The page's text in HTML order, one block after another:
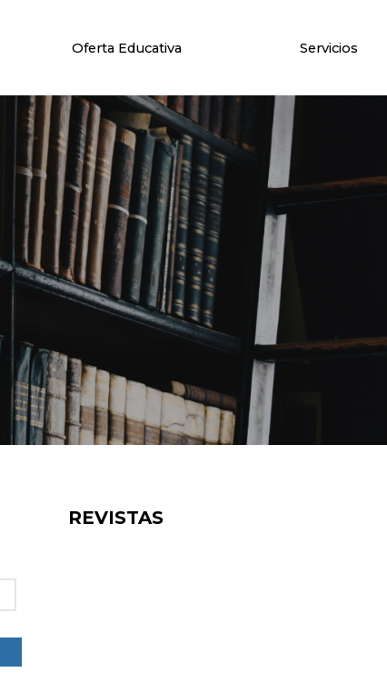
Oferta Educativa Servicios
REVISTAS